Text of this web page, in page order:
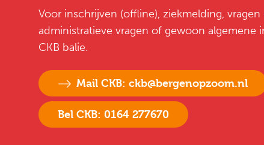
Voor inschrijven (offline), ziekmelding,
administratieve vragen of gewoon algemene
CKB balie.
Mail CKB: ckb@bergenopzoom.nl
Bel CKB: 0164 277670